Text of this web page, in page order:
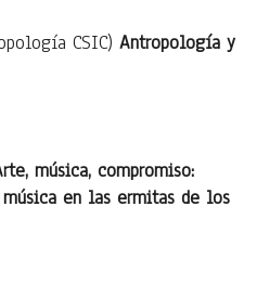
CSIC)Antropología y
música, compromiso:
en las ermitas de los